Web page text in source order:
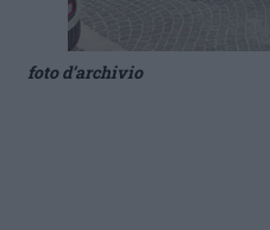
foto d’archivio